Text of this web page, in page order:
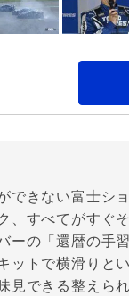
できない富士シ
、すべてがすぐ
ーの「還暦の手
ットで横滑りと
見できる整えら